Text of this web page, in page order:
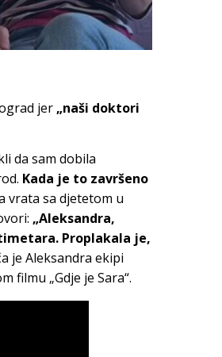
jer „naši doktori
da sam dobila
Kada je to završeno
vrata sa djetetom u
„Aleksandra,
Proplakala je,
je Aleksandra ekipi
filmu „Gdje je Sara“.